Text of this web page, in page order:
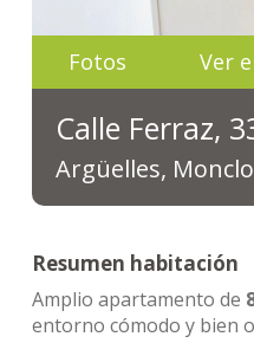
Fotos Ver
Calle Ferraz,
Argüelles,
Resumen habitación
Amplio apartamento de
entorno cómodo y bien